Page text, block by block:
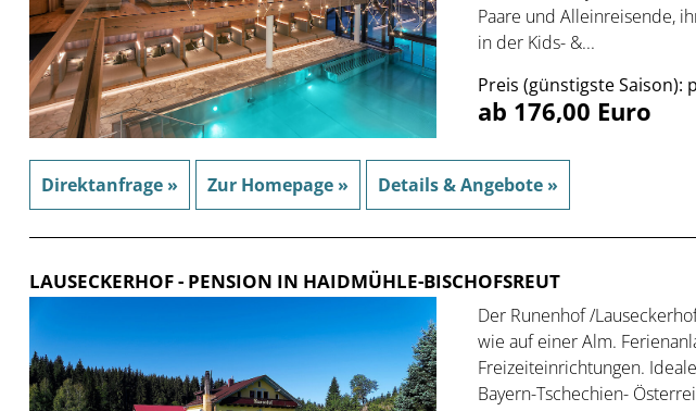
Paare und Alleinreisende,
in der Kids- &...
Preis (günstigste Saison):
ab 176,00 Euro
Direktanfrage » Zur Homepage » Details & Angebote »
LAUSECKERHOF- PENSION IN HAIDMÜHLE-BISCHOFSREUT
Der Runenhof /
wie auf einer Alm.
Freizeiteinrichtungen.
Bayern-Tschechien-